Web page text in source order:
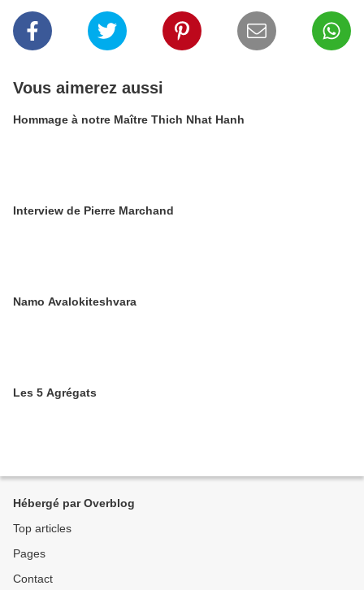
Vous aimerez aussi
Hommage à notre Maître Thich Nhat Hanh
Interview de Pierre Marchand
Namo Avalokiteshvara
Les 5 Agrégats
Hébergé par Overblog
Top articles
Pages
Contact